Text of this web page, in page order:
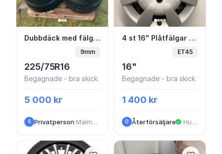
Dubbdäck med fälg till Hilux
Dubbdäck med fälg till Hilux
9mm
225/75R16
Begagnade - bra skick
5 000 kr
S Privatperson· Malmköping
4 st 16" Plåtfälgar
4 st 16" Plåtfälgar TOYOTA AVENSIS 1998-2008 | 5x100
ET45
16"
Begagnade - bra skick
1 400 kr
O Återförsäljare · Huskvarna